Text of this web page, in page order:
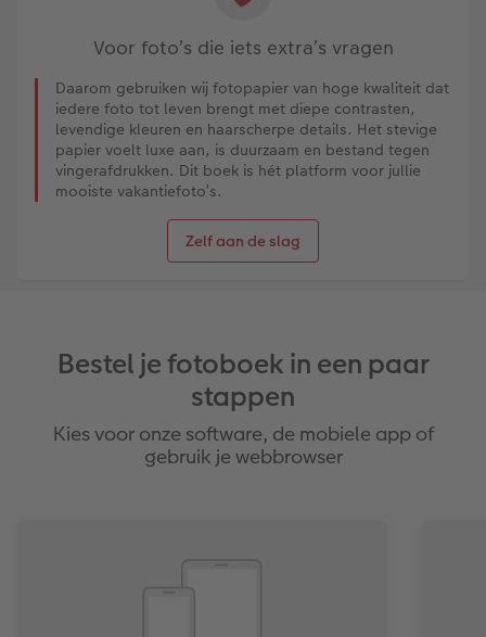
Voor foto’s die iets extra’s vragen
Daarom gebruiken wij fotopapier van hoge kwaliteit dat
iedere foto tot leven brengt met diepe contrasten,
levendige kleuren en haarscherpe details. Het stevige
papier voelt luxe aan, is duurzaam en bestand tegen
vingerafdrukken. Dit boek is hét platform voor jullie
mooiste vakantiefoto’s.
Zelf aan de slag
Bestel je fotoboek in een paar
stappen
Kies voor onze software, de mobiele app of
gebruik je webbrowser